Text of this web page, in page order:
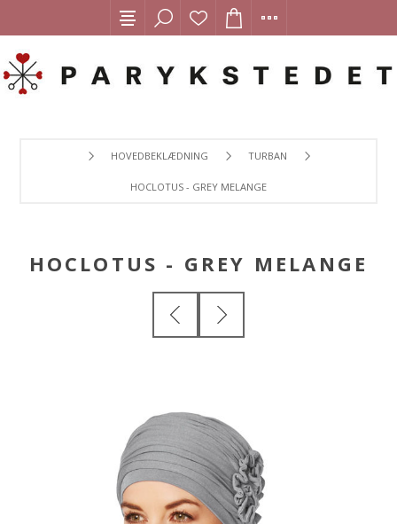
HOVEDBEKLÆDNING TURBAN
HOCLOTUS - GREY MELANGE
HOCLOTUS - GREY MELANGE